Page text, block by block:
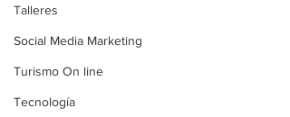
Talleres
Social Media Marketing
Turismo On line
Tecnología